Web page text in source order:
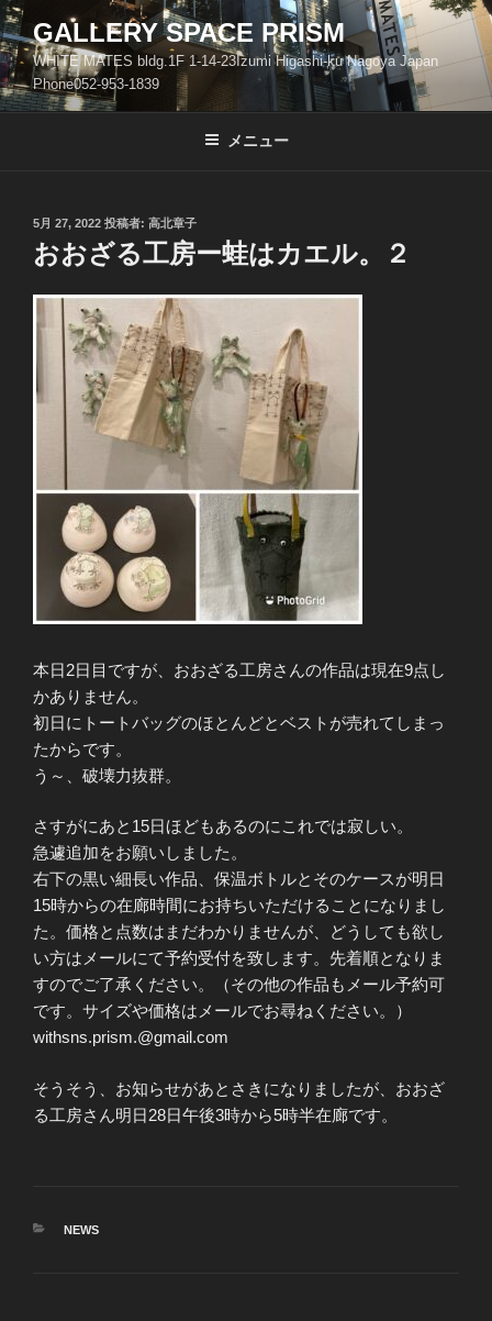
コ
ン
テ
ン
ツ
GALLERY SPACE PRISM
WHITE MATES bldg.1F 1-14-23Izumi Higashi-ku Nagoya Japan
Phone052-953-1839
メニュー
投
稿
日:
5月 27, 2022 投稿者: 高北章子
おおざる工房ー蛙はカエル。２
本日2日目ですが、おおざる工房さんの作品は現在9点し
かありません。
初日にトートバッグのほとんどとベストが売れてしまっ
たからです。
う～、破壊力抜群。
さすがにあと15日ほどもあるのにこれでは寂しい。
急遽追加をお願いしました。
右下の黒い細長い作品、保温ボトルとそのケースが明日
15時からの在廊時間にお持ちいただけることになりまし
た。価格と点数はまだわかりませんが、どうしても欲し
い方はメールにて予約受付を致します。先着順となりま
すのでご了承ください。（その他の作品もメール予約可
です。サイズや価格はメールでお尋ねください。）
withsns.prism.@gmail.com
そうそう、お知らせがあとさきになりましたが、おおざ
る工房さん明日28日午後3時から5時半在廊です。
カ
NEWS